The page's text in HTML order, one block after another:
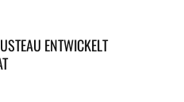
ENTWICKELT